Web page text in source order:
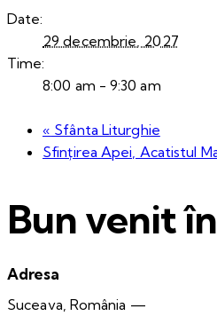
Date:
29 decembrie, 2027
Time:
8:00 am - 9:30 am
« Sfânta Liturghie
Sfințirea Apei, Acatistul
Bun venit
Adresa
Suceava, România —